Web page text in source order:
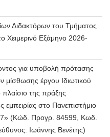
Διδακτόρων του Τμήματος
Χειμερινό Εξάμηνο 2026-
για υποβολή πρότασης
έργου Ιδιωτικού
πλαίσιο της πράξης
εμπειρίας στο Πανεπιστήμιο
(Κώδ. Προγρ. 84599, Κωδ.
Ιωάννης Βενέτης)